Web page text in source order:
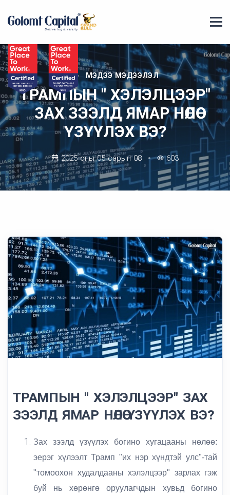
МЭДЭЭ МЭДЭЭЛЭЛ
ТРАМПЫН " ХЭЛЭЛЦЭЭР"
ЗАХ ЗЭЭЛД ЯМАР НӨЛӨӨ
ҮЗҮҮЛЭХ ВЭ?
2025 оны 05 сарын 08 603
ТРАМПЫН " ХЭЛЭЛЦЭЭР" ЗАХ
ЗЭЭЛД ЯМАР НӨЛӨӨ ҮЗҮҮЛЭХ ВЭ?
Зах зээлд үзүүлэх богино хугацааны нөлөө:
эерэг хүлээлт Трамп "их нэр хүндтэй улс"-тай
"томоохон худалдааны хэлэлцээр" зарлах гэж
буй нь хөрөнгө оруулагчдын хувьд богино